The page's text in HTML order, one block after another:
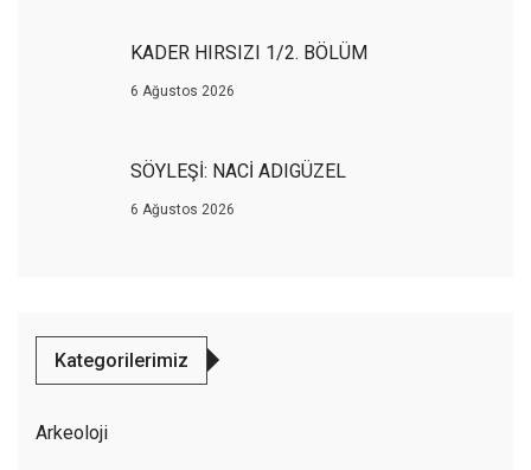
KADER HIRSIZI 1/2. BÖLÜM
6 Ağustos 2026
SÖYLEŞİ: NACİ ADIGÜZEL
6 Ağustos 2026
Kategorilerimiz
Arkeoloji